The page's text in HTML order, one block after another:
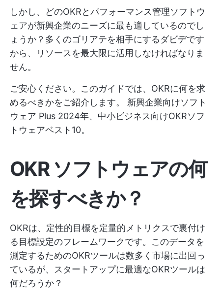
しかし、どのOKRとパフォーマンス管理ソフトウ
ェアが新興企業のニーズに最も適しているのでし
ょうか？多くのゴリアテを相手にするダビデです
から、リソースを最大限に活用しなければなりま
せん。
ご安心ください。このガイドでは、OKRに何を求
めるべきかをご紹介します。 新興企業向けソフト
ウェア Plus 2024年、中小ビジネス向けOKRソフ
トウェアベスト10。
OKR ソフトウェアの何
を探すべきか？
OKRは、定性的目標を定量的メトリクスで裏付け
る目標設定のフレームワークです。このデータを
測定するためのOKRツールは数多く市場に出回っ
ているが、スタートアップに最適なOKRツールは
何だろうか？